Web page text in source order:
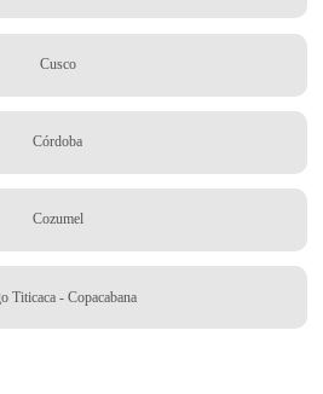
Cusco
Córdoba
Cozumel
Titicaca - Copacabana